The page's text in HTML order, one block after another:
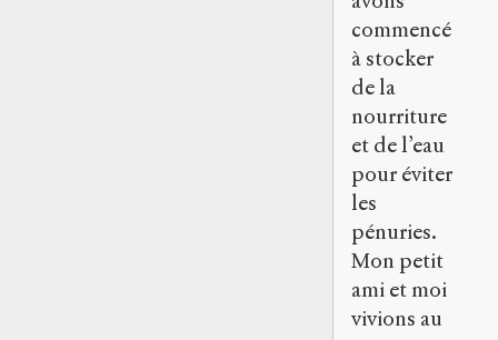
commencé
à stocker
de la
nourriture
et de l’eau
pour éviter
les
pénuries.
Mon petit
ami et moi
vivions au